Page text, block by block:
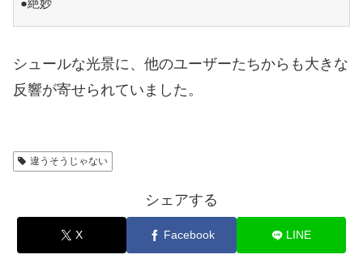
シュールな光景に、他のユーザーたちからも大きな
反響が寄せられていました。
違うそうじゃない
シェアする
X Facebook LINE